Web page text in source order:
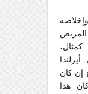
يرلندا
إن كان
هذا